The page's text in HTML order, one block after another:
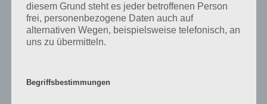
Darum geht es bei 94%
am häufigsten genannt worden sind. Nur so kannst du das nächste
Level freischalten. Zusammenaddiert ergeben alle Antworten 94
diesem Grund steht es jeder betroffenen Person
frei, personenbezogene Daten auch auf
alternativen Wegen, beispielsweise telefonisch, an
uns zu übermitteln.
Begriffsbestimmungen